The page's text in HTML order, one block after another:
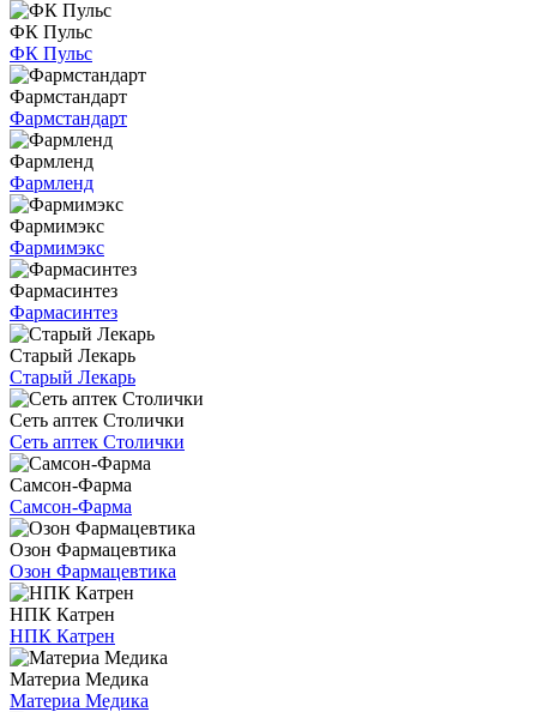
ФК Пульс
ФК Пульс
Фармстандарт
Фармстандарт
Фармленд
Фармленд
Фармимэкс
Фармимэкс
Фармасинтез
Фармасинтез
Старый Лекарь
Старый Лекарь
Сеть аптек Столички
Сеть аптек Столички
Самсон-Фарма
Самсон-Фарма
Озон Фармацевтика
Озон Фармацевтика
НПК Катрен
НПК Катрен
Материа Медика
Материа Медика